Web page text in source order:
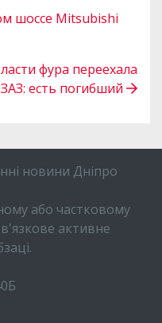
шоссе Mitsubishi
фура переехала
ЗАЗ: есть погибший
новини Дніпро
або частковому
активне